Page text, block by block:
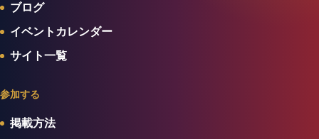
ブログ
イベントカレンダー
サイト一覧
参加する
掲載方法